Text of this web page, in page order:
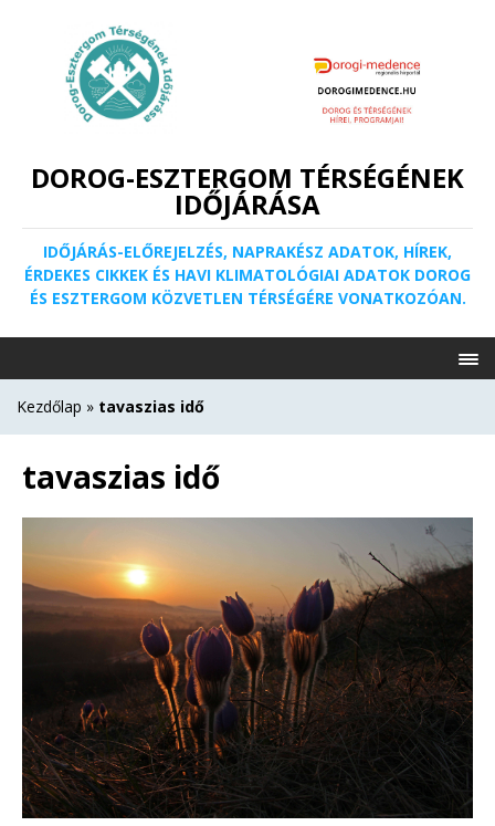
DOROG-ESZTERGOM TÉRSÉGÉNEK
IDŐJÁRÁSA
IDŐJÁRÁS-ELŐREJELZÉS, NAPRAKÉSZ ADATOK, HÍREK,
ÉRDEKES CIKKEK ÉS HAVI KLIMATOLÓGIAI ADATOK DOROG
ÉS ESZTERGOM KÖZVETLEN TÉRSÉGÉRE VONATKOZÓAN.
Kezdőlap » tavaszias idő
tavaszias idő